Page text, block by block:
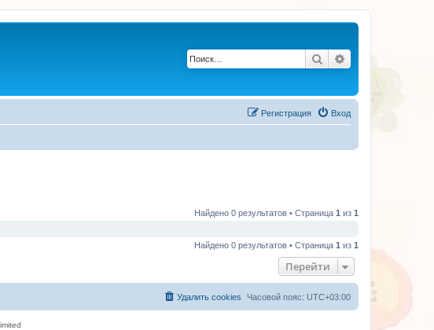
Поиск
Вход
Регистрация
Найдено 0 результатов • Страница 1 из 1
Найдено 0 результатов • Страница 1 из 1
Перейти
Часовой пояс: UTC+03:00
Удалить cookies